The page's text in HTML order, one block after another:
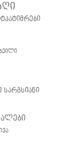
სარგსიანი